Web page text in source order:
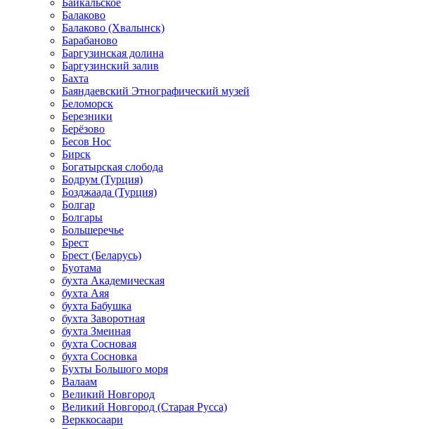
Байкальское
Балаково
Балаково (Хвалынск)
Барабаново
Баргузинская долина
Баргузинский залив
Бахта
Баяндаевский Этнографический музей
Беломорск
Березники
Берёзово
Бесов Нос
Бирск
Богатырская слобода
Бодрум (Турция)
Бозджаада (Турция)
Болгар
Болгары
Большеречье
Брест
Брест (Беларусь)
Буотама
бухта Академическая
бухта Аяя
бухта Бабушка
бухта Заворотная
бухта Змеиная
бухта Сосновая
бухта Сосновка
Бухты Большого моря
Валаам
Великий Новгород
Великий Новгород (Старая Русса)
Верккосаари